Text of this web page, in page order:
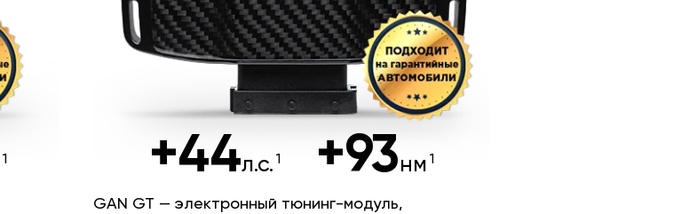
+44л.с. +93нм
GAN GT — электронный тюнинг-модуль,